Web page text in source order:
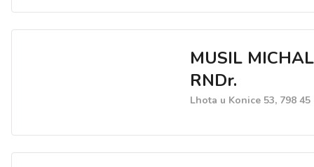
MUSIL MICHAL
RNDr.
Lhota u Konice 53, 798 45